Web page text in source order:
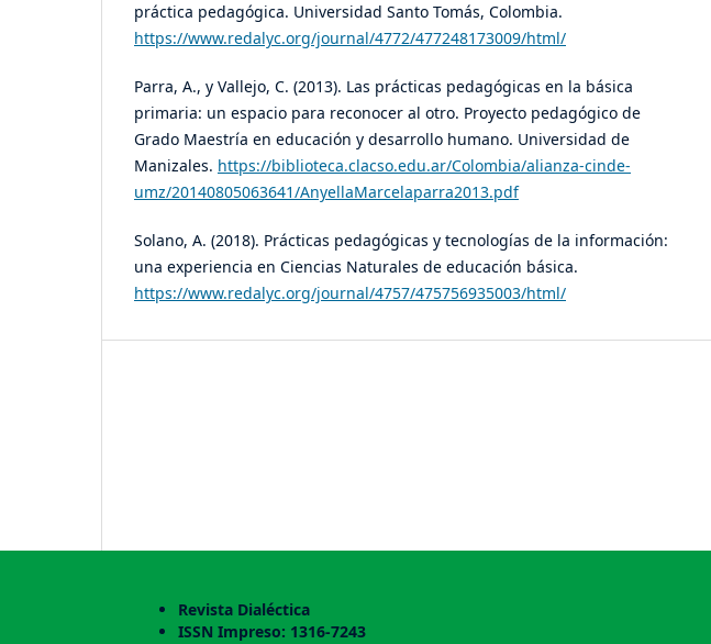
práctica pedagógica. Universidad Santo Tomás, Colombia.
https://www.redalyc.org/journal/4772/477248173009/html/
Parra, A., y Vallejo, C. (2013). Las prácticas pedagógicas en la básica
primaria: un espacio para reconocer al otro. Proyecto pedagógico de
Grado Maestría en educación y desarrollo humano. Universidad de
Manizales. https://biblioteca.clacso.edu.ar/Colombia/alianza-cinde-
umz/20140805063641/AnyellaMarcelaparra2013.pdf
Solano, A. (2018). Prácticas pedagógicas y tecnologías de la información:
una experiencia en Ciencias Naturales de educación básica.
https://www.redalyc.org/journal/4757/475756935003/html/
Revista Dialéctica
ISSN Impreso: 1316-7243